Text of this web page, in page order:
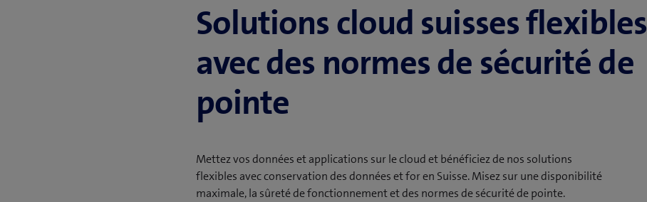
Solutions cloud suisses flexibles
avec des normes de sécurité de
pointe
Mettez vos données et applications sur le cloud et bénéficiez de nos solutions
flexibles avec conservation des données et for en Suisse. Misez sur une disponibilité
maximale, la sûreté de fonctionnement et des normes de sécurité de pointe.